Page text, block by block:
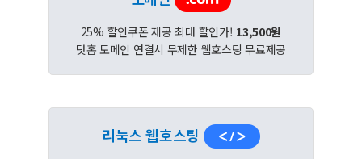
25% 할인쿠폰 제공 최대 할인가! 13,500원
닷홈 도메인 연결시 무제한 웹호스팅 무료제공
리눅스 웹호스팅